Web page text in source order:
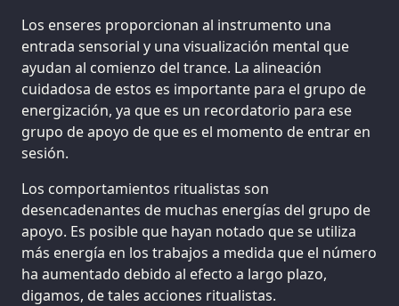
Los enseres proporcionan al instrumento una
entrada sensorial y una visualización mental que
ayudan al comienzo del trance. La alineación
cuidadosa de estos es importante para el grupo de
energización, ya que es un recordatorio para ese
grupo de apoyo de que es el momento de entrar en
sesión.
Los comportamientos ritualistas son
desencadenantes de muchas energías del grupo de
apoyo. Es posible que hayan notado que se utiliza
más energía en los trabajos a medida que el número
ha aumentado debido al efecto a largo plazo,
digamos, de tales acciones ritualistas.